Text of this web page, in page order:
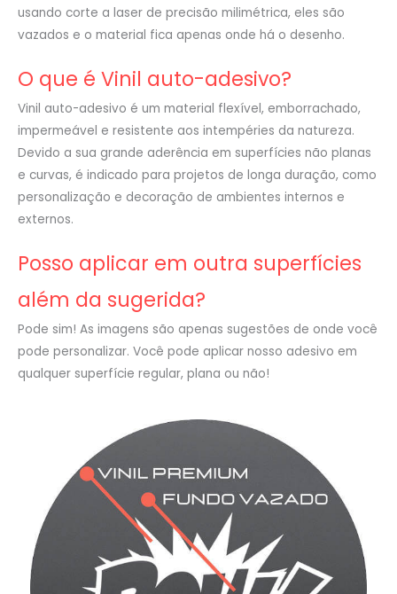
usando corte a laser de precisão milimétrica, eles são
vazados e o material fica apenas onde há o desenho.
O que é Vinil auto-adesivo?
Vinil auto-adesivo é um material flexível, emborrachado,
impermeável e resistente aos intempéries da natureza.
Devido a sua grande aderência em superfícies não planas
e curvas, é indicado para projetos de longa duração, como
personalização e decoração de ambientes internos e
externos.
Posso aplicar em outra superfícies
além da sugerida?
Pode sim! As imagens são apenas sugestões de onde você
pode personalizar. Você pode aplicar nosso adesivo em
qualquer superfície regular, plana ou não!